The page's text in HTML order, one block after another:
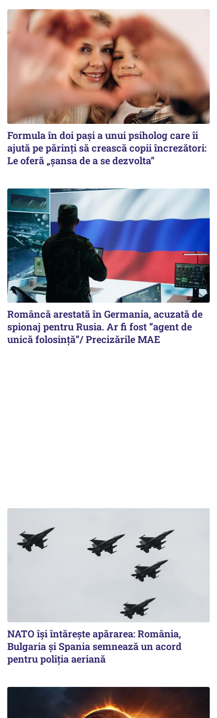
Formula în doi pași a unui psiholog care îi
ajută pe părinți să crească copii încrezători:
Le oferă „șansa de a se dezvolta”
Româncă arestată în Germania, acuzată de
spionaj pentru Rusia. Ar fi fost ”agent de
unică folosință”/ Precizările MAE
NATO își întărește apărarea: România,
Bulgaria și Spania semnează un acord
pentru poliția aeriană